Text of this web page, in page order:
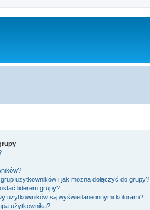
użytkowników i jak można dołączyć do grupy?
liderem grupy?
użytkowników są wyświetlane innymi kolorami?
użytkownika?